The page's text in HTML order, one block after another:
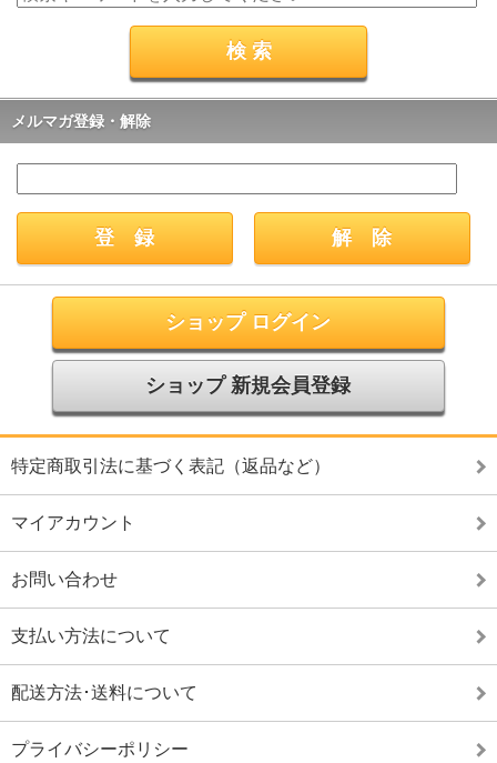
メルマガ登録・解除
ショップ ログイン
ショップ 新規会員登録
特定商取引法に基づく表記（返品など）
マイアカウント
お問い合わせ
支払い方法について
配送方法･送料について
プライバシーポリシー